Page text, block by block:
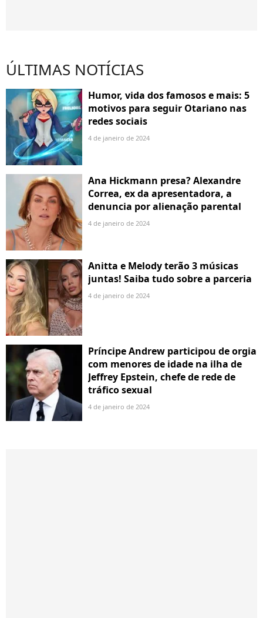
ÚLTIMAS NOTÍCIAS
Humor, vida dos famosos e mais: 5
motivos para seguir Otariano nas
redes sociais
4 de janeiro de 2024
Ana Hickmann presa? Alexandre
Correa, ex da apresentadora, a
denuncia por alienação parental
4 de janeiro de 2024
Anitta e Melody terão 3 músicas
juntas! Saiba tudo sobre a parceria
4 de janeiro de 2024
Príncipe Andrew participou de orgia
com menores de idade na ilha de
Jeffrey Epstein, chefe de rede de
tráfico sexual
4 de janeiro de 2024